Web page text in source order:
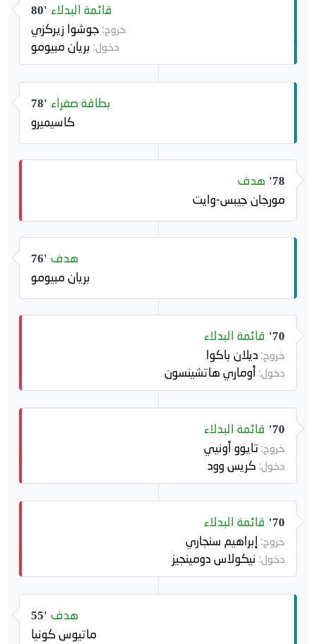
80' قائمة البدلاء
خروج: جوشوا زيركزي
دخول: بريان مبيومو
78' بطاقة صفراء
كاسيميرو
78' هدف
مورجان جيبس-وايت
76' هدف
بريان مبيومو
70' قائمة البدلاء
خروج:ديلان باكوا
دخول: أوماري هاتشينسون
70' قائمة البدلاء
خروج:تايوو أونيي
دخول:كريس وود
70' قائمة البدلاء
خروج: إبراهيم سنجاري
دخول: نيكولاس دومينجيز
55' هدف
ماتيوس كونيا